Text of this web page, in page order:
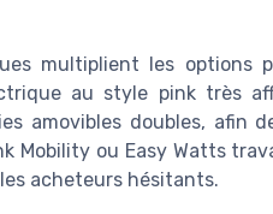
multiplient les options
au style pink très
amovibles doubles, afin
Mobility ou Easy Watts
acheteurs hésitants.